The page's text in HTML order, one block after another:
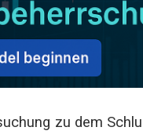
zu dem